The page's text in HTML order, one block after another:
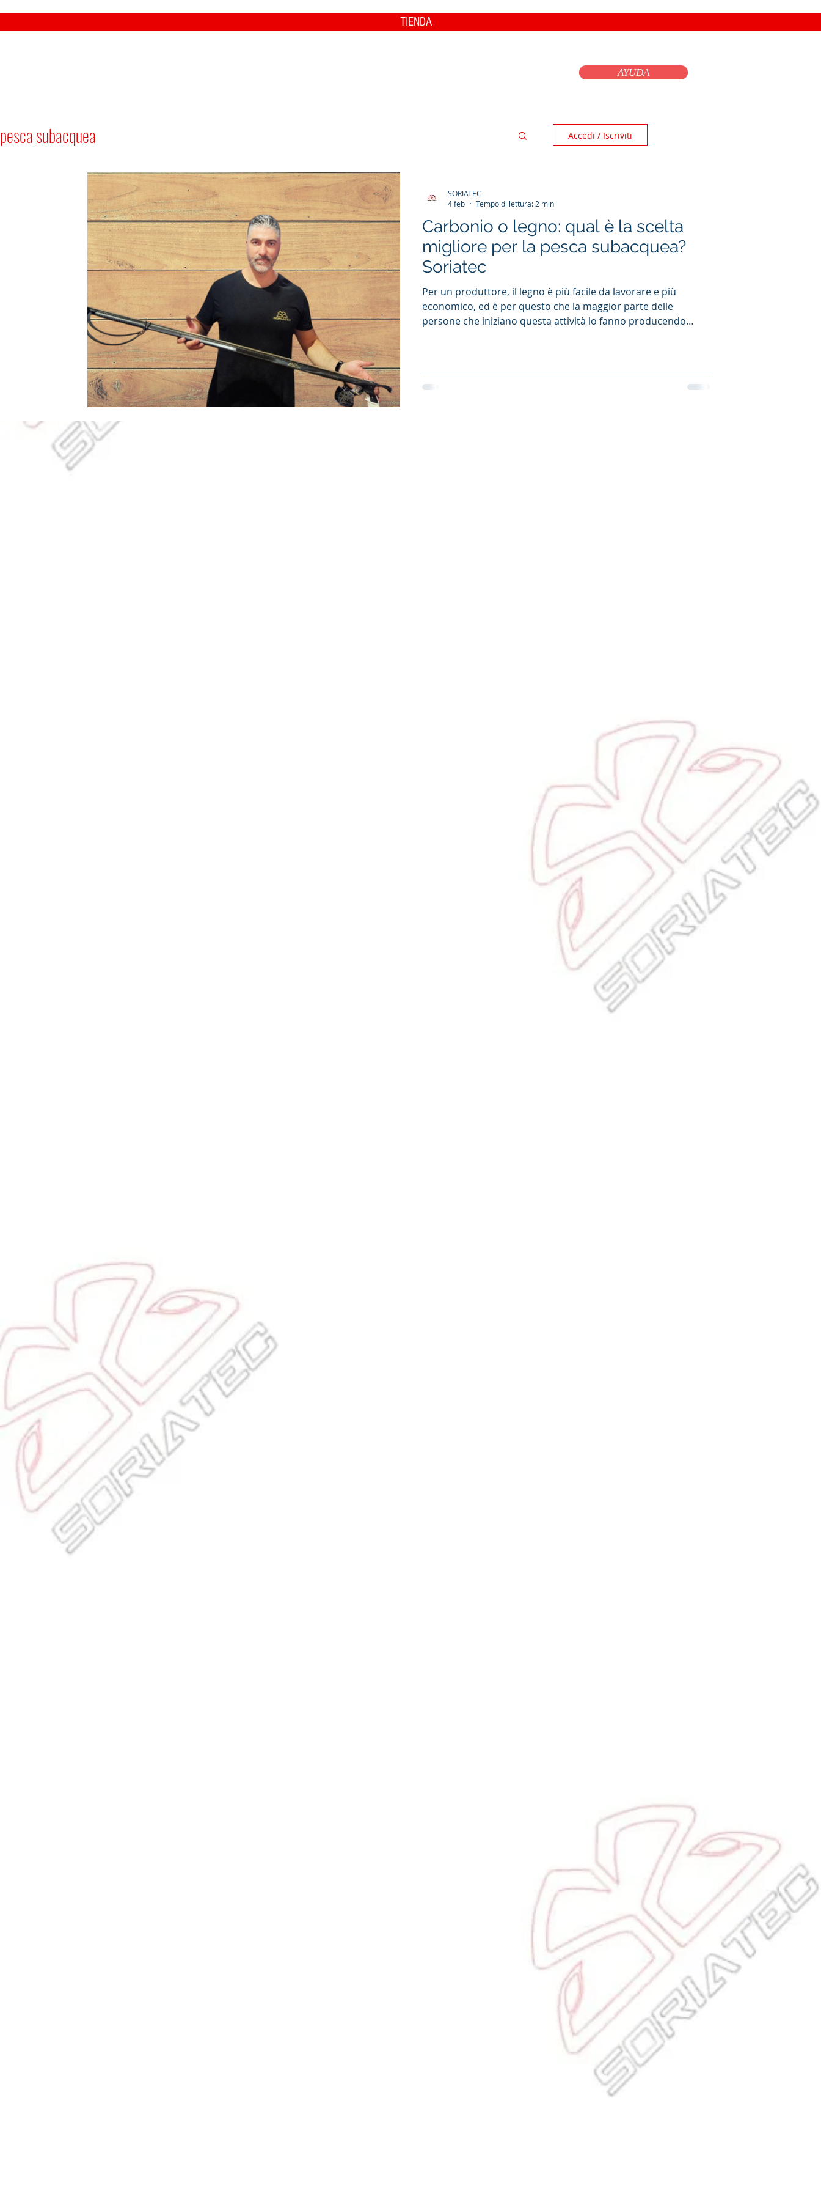
TIENDA
AYUDA
pesca subacquea Accedi / Iscriviti
Carbonio o legno: qual è la scelta
migliore per la pesca subacquea?
Soriatec
Per un produttore, il legno è più facile da lavorare e più
economico, ed è per questo che la maggior parte delle
persone che iniziano questa attività lo fanno producendo
Ma ci siamo resi conto che il carbonio era un materiale che re
SORIATEC
4 feb
Tempo di lettura: 2 min